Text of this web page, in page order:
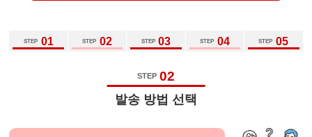
STEP 01 STEP 02 STEP 03 STEP 04 STEP 05
STEP 02
발송 방법 선택